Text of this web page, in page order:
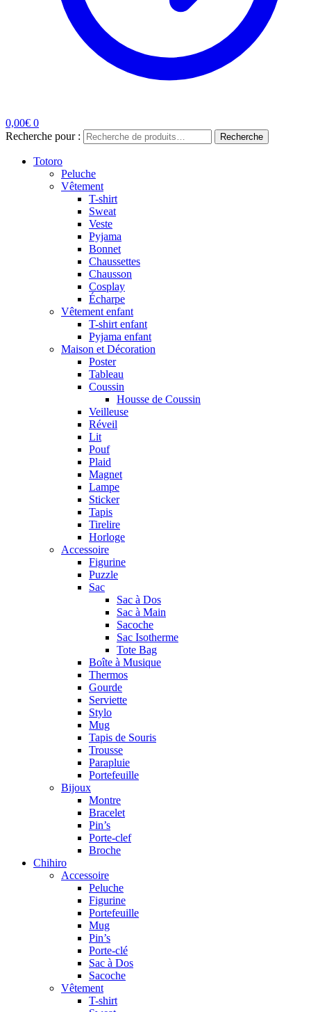
0,00€ 0
Recherche pour :
Recherche
Totoro
Peluche
Vêtement
T-shirt
Sweat
Veste
Pyjama
Bonnet
Chaussettes
Chausson
Cosplay
Écharpe
Vêtement enfant
T-shirt enfant
Pyjama enfant
Maison et Décoration
Poster
Tableau
Coussin
Housse de Coussin
Veilleuse
Réveil
Lit
Pouf
Plaid
Magnet
Lampe
Sticker
Tapis
Tirelire
Horloge
Accessoire
Figurine
Puzzle
Sac
Sac à Dos
Sac à Main
Sacoche
Sac Isotherme
Tote Bag
Boîte à Musique
Thermos
Gourde
Serviette
Stylo
Mug
Tapis de Souris
Trousse
Parapluie
Portefeuille
Bijoux
Montre
Bracelet
Pin’s
Porte-clef
Broche
Chihiro
Accessoire
Peluche
Figurine
Portefeuille
Mug
Pin’s
Porte-clé
Sac à Dos
Sacoche
Vêtement
T-shirt